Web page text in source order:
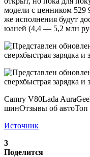
модели с ценником 529
же исполнения будут
юаней (4,4 — 5,2 млн
Camry V80Lada
шинОтзывы об автоТоп
Источник
3
Поделится